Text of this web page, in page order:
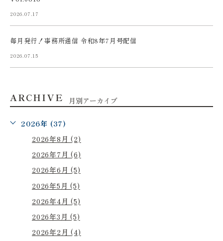
2026.07.17
毎月発行！事務所通信 令和8年7月号配信
2026.07.15
ARCHIVE 月別アーカイブ
2026年 (37)
2026年8月 (2)
2026年7月 (6)
2026年6月 (5)
2026年5月 (5)
2026年4月 (5)
2026年3月 (5)
2026年2月 (4)